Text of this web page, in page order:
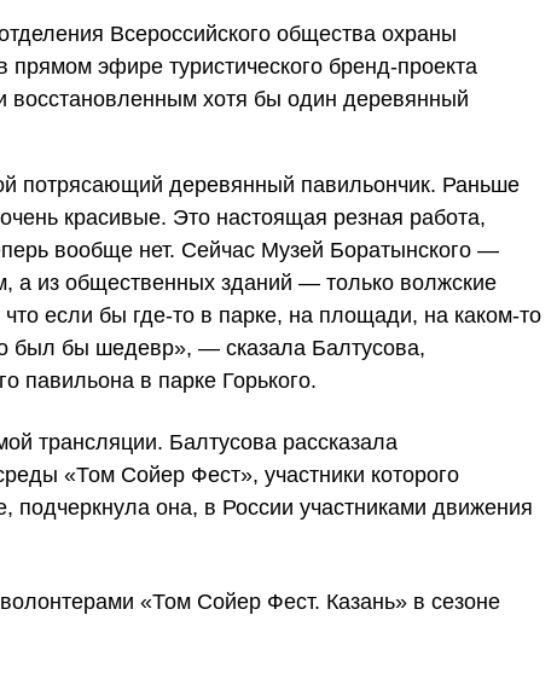
Всероссийского общества охраны
эфире туристического бренд-проекта
восстановленным хотя бы один деревянный
потрясающий деревянный павильончик. Раньше
красивые. Это настоящая резная работа,
вообще нет. Сейчас Музей Боратынского —
а из общественных зданий — только волжские
если бы где-то в парке, на площади, на каком-то
был бы шедевр», — сказала Балтусова,
павильона в парке Горького.
трансляции. Балтусова рассказала
«Том Сойер Фест», участники которого
она, в России участниками движения
«Том Сойер Фест. Казань» в сезоне